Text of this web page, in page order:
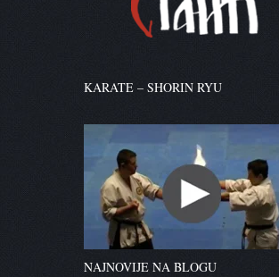
KARATE – SHORIN RYU
NAJNOVIJE NA BLOGU